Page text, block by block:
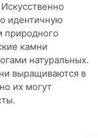
идентичную
природного
камни
натуральных.
выращиваются в
их могут